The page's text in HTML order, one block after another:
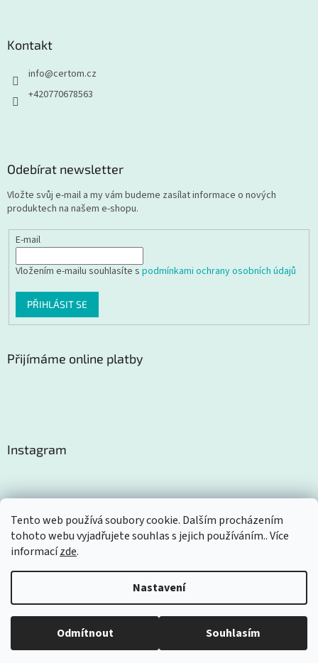
Tento web používá soubory cookie. Dalším procházením
tohoto webu vyjadřujete souhlas s jejich používáním.. Více
informacízde.
Nastavení
Odmítnout Souhlasím
Kontakt
info@certom.cz
+420770678563
Odebírat newsletter
Vložte svůj e-mail a my vám budeme zasílat informace o nových
produktech na našem e-shopu.
E-mail
Vložením e-mailu souhlasíte s podmínkami ochrany osobních údajů
PŘIHLÁSIT SE
Přijímáme online platby
Instagram
Sledovat na Instagramu
Vytvořil Shoptet
Copyright 2026 . Všechna práva vyhrazena.